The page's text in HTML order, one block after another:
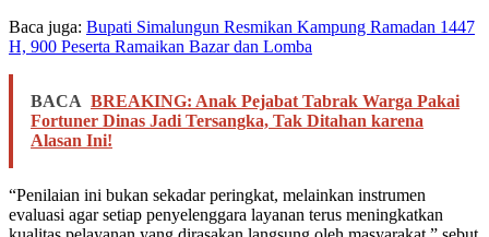
Baca juga: Bupati Simalungun Resmikan Kampung Ramadan 1447
H, 900 Peserta Ramaikan Bazar dan Lomba
BACA BREAKING: Anak Pejabat Tabrak Warga Pakai
Fortuner Dinas Jadi Tersangka, Tak Ditahan karena
Alasan Ini!
“Penilaian ini bukan sekadar peringkat, melainkan instrumen
evaluasi agar setiap penyelenggara layanan terus meningkatkan